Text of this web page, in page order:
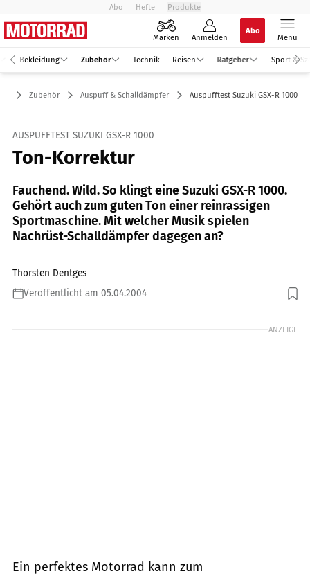
Abo Hefte Produkte
Marken Anmelden
Abo
Menü
Bekleidung Zubehör Technik Reisen Ratgeber Sport &
Zubehör Auspuff & Schalldämpfer Auspufftest Suzuki GSX-R 1000
AUSPUFFTEST SUZUKI GSX-R 1000
Ton-Korrektur
Fauchend. Wild. So klingt eine Suzuki GSX-R 1000.
Gehört auch zum guten Ton einer reinrassigen
Sportmaschine. Mit welcher Musik spielen
Nachrüst-Schalldämpfer dagegen an?
Thorsten Dentges
Veröffentlicht am 05.04.2004
Foto: fact
ANZEIGE
Ein perfektes Motorrad kann zum